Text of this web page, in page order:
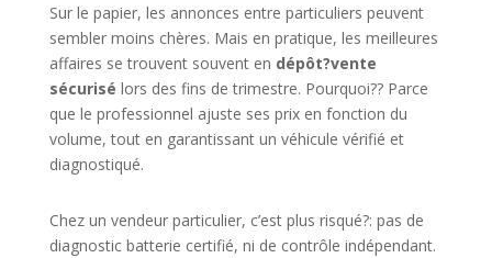
Sur le papier, les annonces entre particuliers peuvent
sembler moins chères. Mais en pratique, les meilleures
affaires se trouvent souvent en dépôt?vente
sécurisé lors des fins de trimestre. Pourquoi?? Parce
que le professionnel ajuste ses prix en fonction du
volume, tout en garantissant un véhicule vérifié et
diagnostiqué.
Chez un vendeur particulier, c’est plus risqué?: pas de
diagnostic batterie certifié, ni de contrôle indépendant.